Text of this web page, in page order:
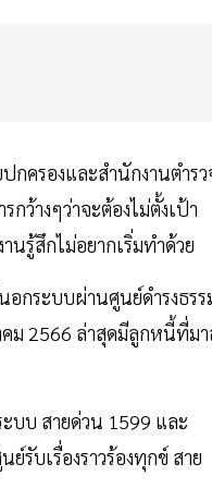
กครองและสำนักงานตำรว
ว้างๆว่าจะต้องไม่ตั้งเป้า
นรู้สึกไม่อยากเริ่มทำด้วย
อกระบบผ่านศูนย์ดำรงธรร
ม 2566 ล่าสุดมีลูกหนี้ที่มา
บบ สายด่วน 1599 และ
รับเรื่องราวร้องทุกข์ สาย